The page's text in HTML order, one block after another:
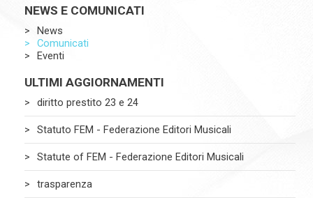
NEWS E COMUNICATI
News
Comunicati
Eventi
ULTIMI AGGIORNAMENTI
diritto prestito 23 e 24
Statuto FEM - Federazione Editori Musicali
Statute of FEM - Federazione Editori Musicali
trasparenza